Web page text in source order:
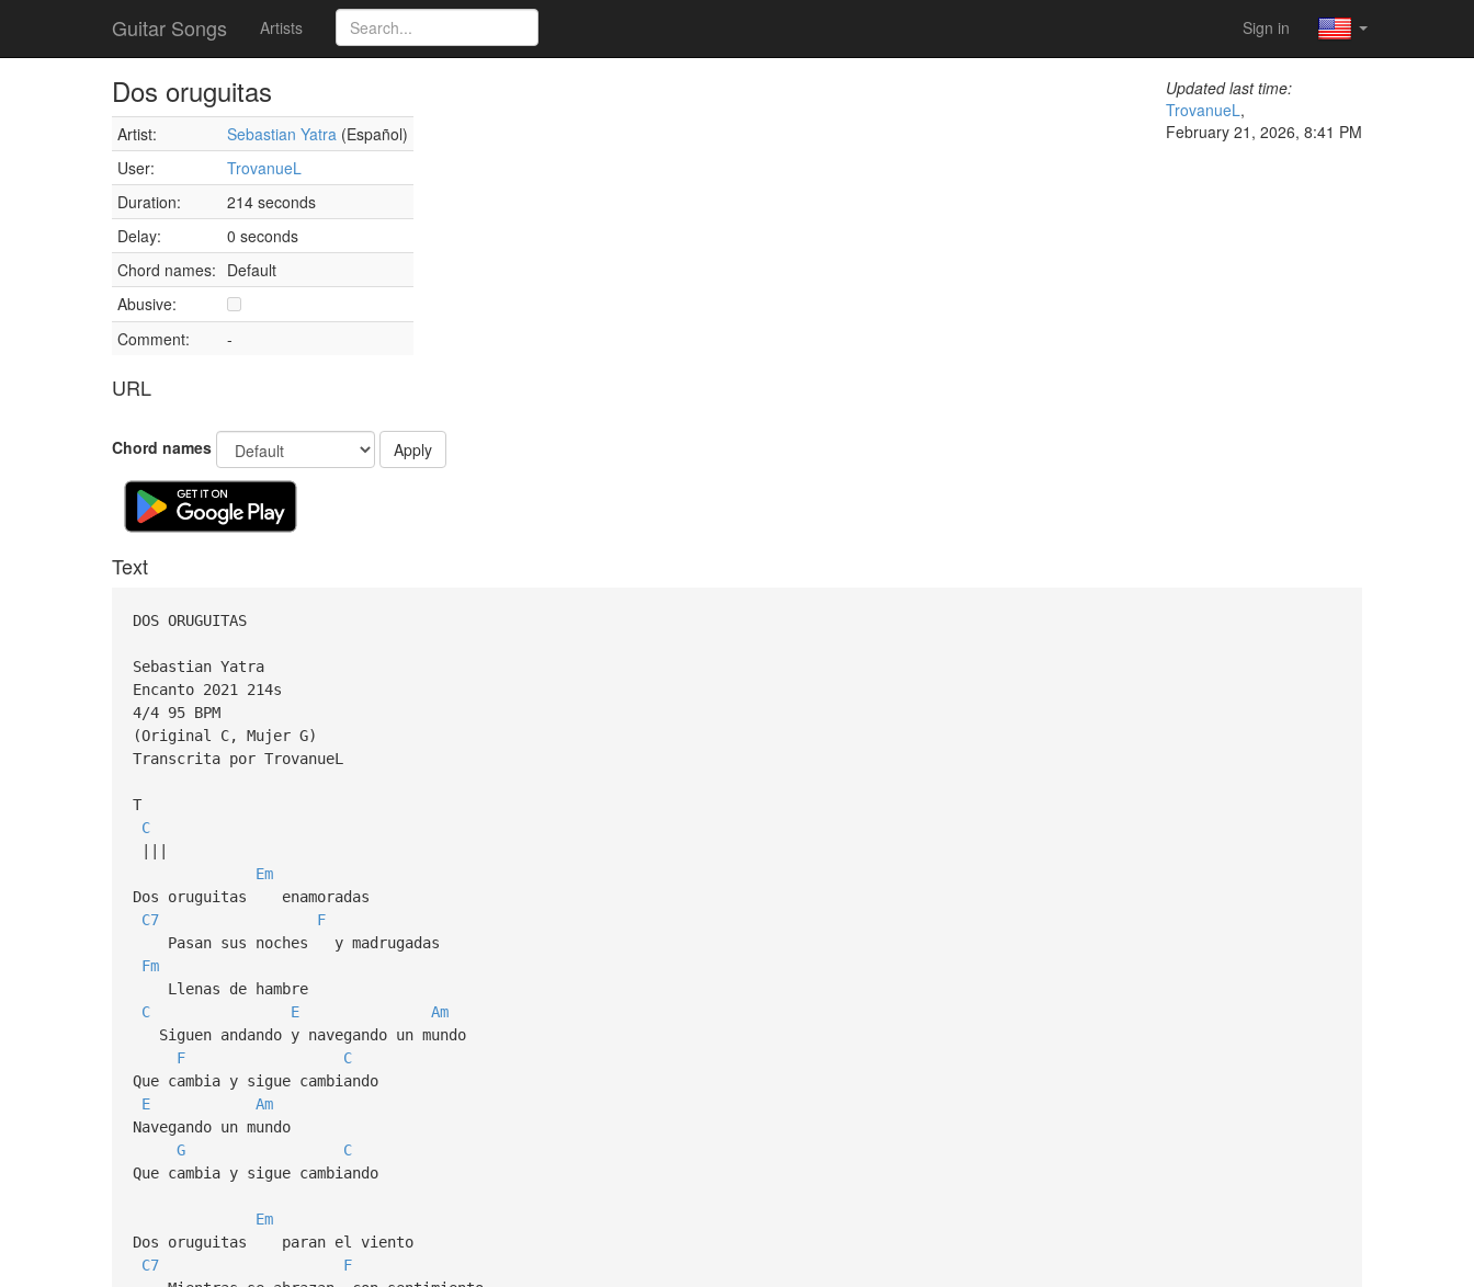
Guitar Songs Artists Sign in
Dos oruguitas
Artist: Sebastian Yatra (Español)
User:
TrovanueL
Duration:
214 seconds
Delay:
0 seconds
Chord names: Default
Abusive:
Comment:
-
URL
Updated last time:
TrovanueL,
February 21, 2026, 8:41 PM
Chord names Apply
Text
DOS ORUGUITAS
Sebastian Yatra
Encanto 2021 214s
4/4 95 BPM
(Original C, Mujer G)
Transcrita por TrovanueL
T
C
|||
Em
Dos oruguitas enamoradas
C7
F
Pasan sus noches y madrugadas
Fm
Llenas de hambre
C
E
Am
Siguen andando y navegando un mundo
F
C
Que cambia y sigue cambiando
E
Am
Navegando un mundo
G
C
Que cambia y sigue cambiando
Em
Dos oruguitas paran el viento
C7
F